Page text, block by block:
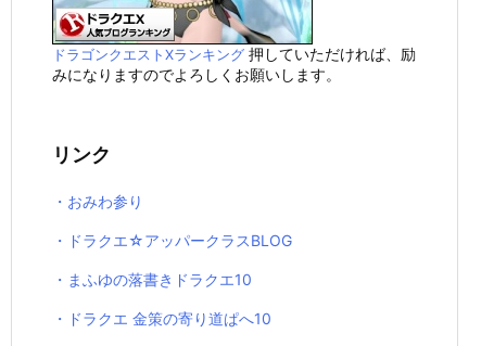
ドラゴンクエストXランキング 押していただければ、励
みになりますのでよろしくお願いします。
リンク
・おみわ参り
・ドラクエ☆アッパークラスBLOG
・まふゆの落書きドラクエ10
・ドラクエ 金策の寄り道ぱへ10